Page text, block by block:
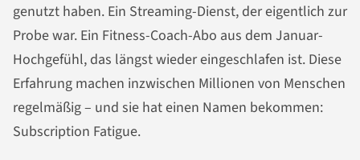
genutzt haben. Ein Streaming-Dienst, der eigentlich zur
Probe war. Ein Fitness-Coach-Abo aus dem Januar-
Hochgefühl, das längst wieder eingeschlafen ist. Diese
Erfahrung machen inzwischen Millionen von Menschen
regelmäßig – und sie hat einen Namen bekommen:
Subscription Fatigue.